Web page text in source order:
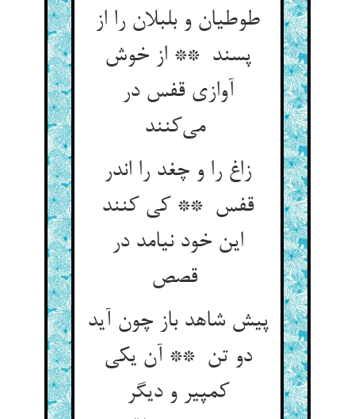
طوطیان و بلبلان را از
پسند ** از خوش
آوازی قفس در
می‌کنند
زاغ را و چغد را اندر
قفس ** کی کنند
این خود نیامد در
قصص
پیش شاهد باز چون آید
دو تن ** آن یکی
کمپیر و دیگر